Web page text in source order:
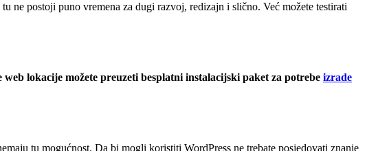
ne postoji puno vremena za dugi razvoj, redizajn i slično. Već možete testirati
web lokacije možete preuzeti besplatni instalacijski paket za potrebe izrade
tu mogućnost. Da bi mogli koristiti WordPress ne trebate posjedovati znanje